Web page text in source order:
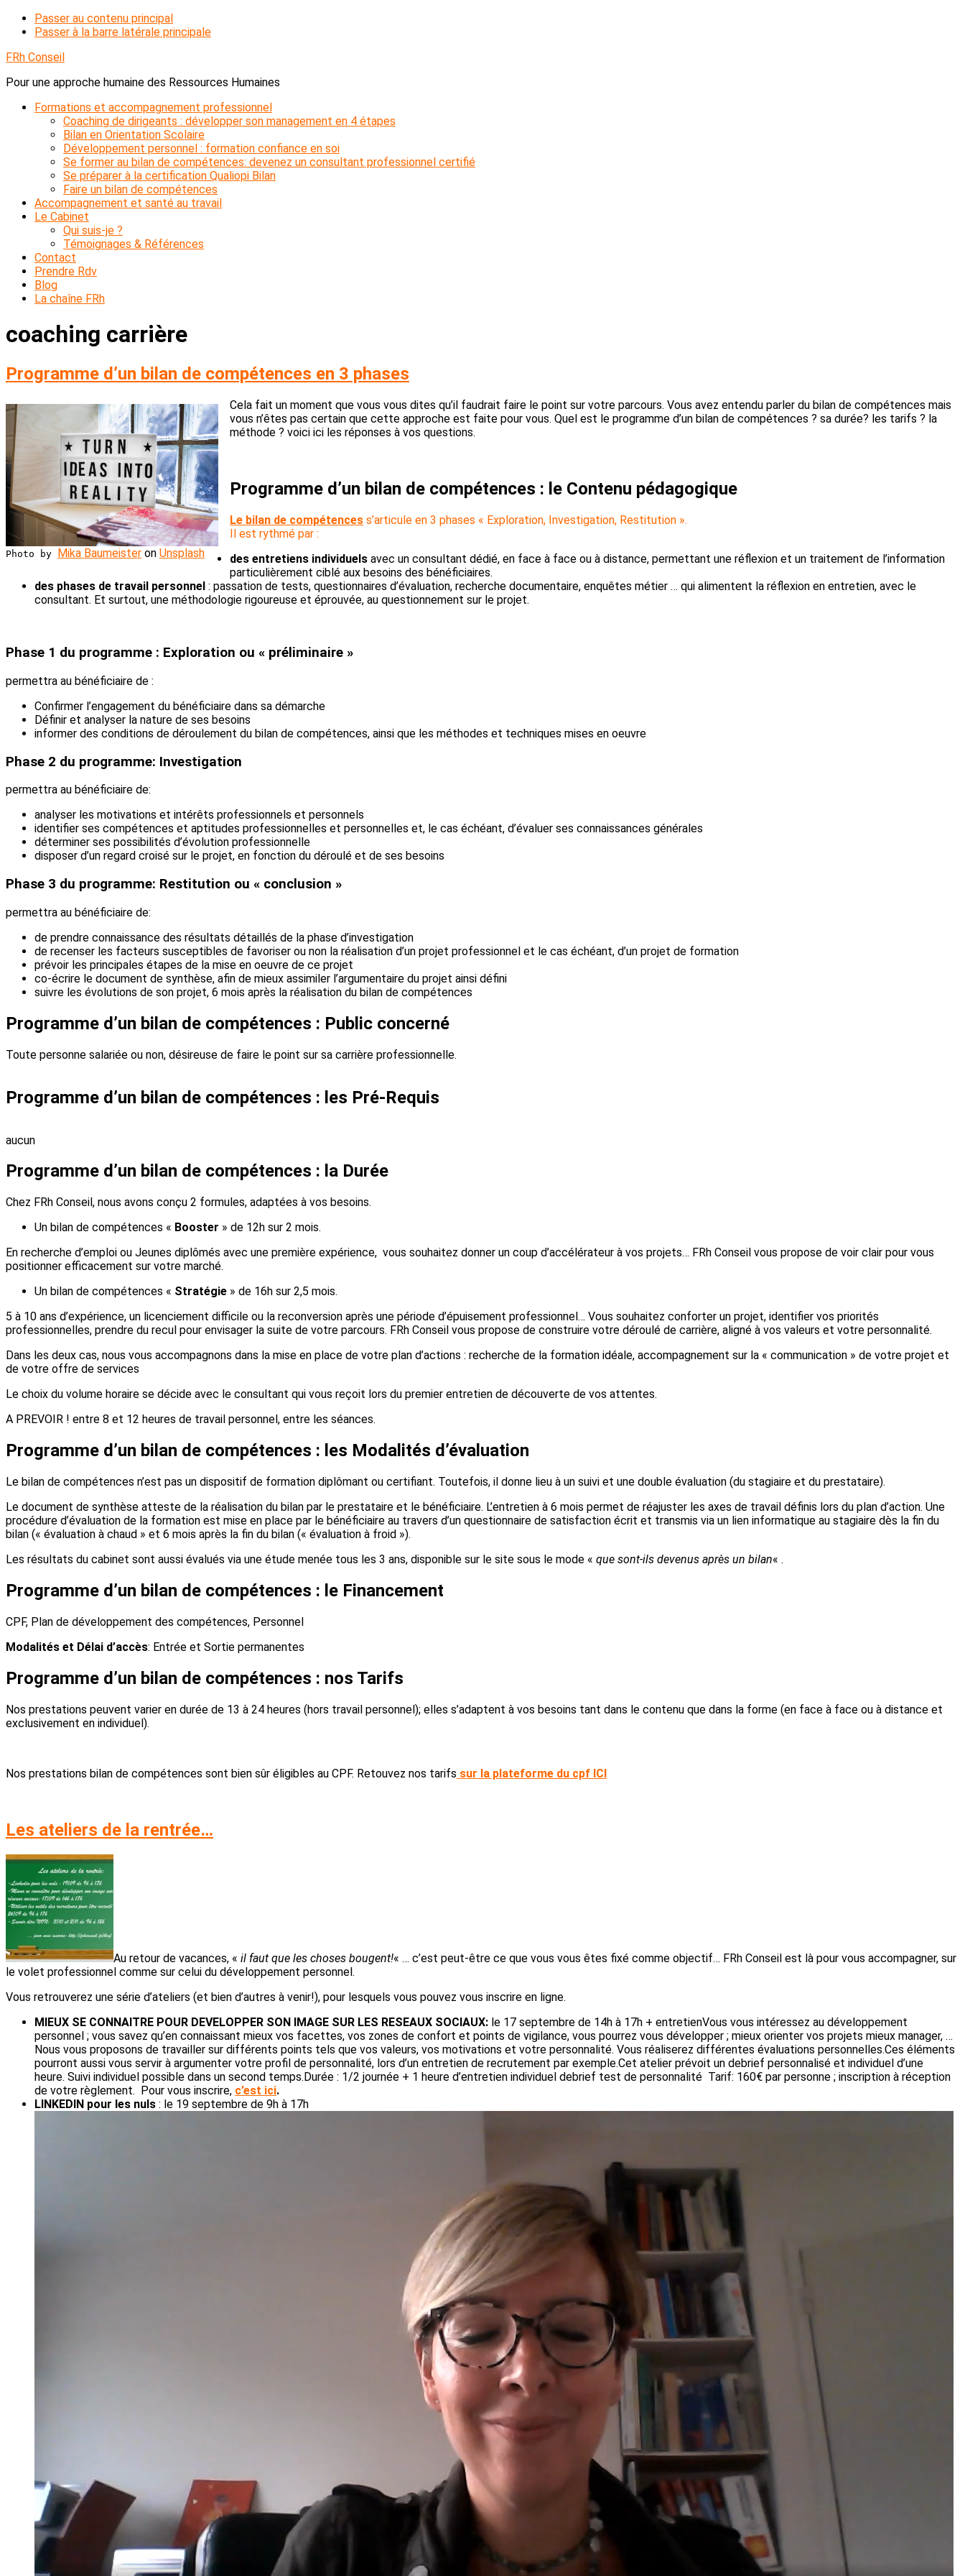
Passer au contenu principal
Passer à la barre latérale principale
FRh Conseil
Pour une approche humaine des Ressources Humaines
Formations et accompagnement professionnel
Coaching de dirigeants : développer son management en 4 étapes
Bilan en Orientation Scolaire
Développement personnel : formation confiance en soi
Se former au bilan de compétences: devenez un consultant professionnel certifié
Se préparer à la certification Qualiopi Bilan
Faire un bilan de compétences
Accompagnement et santé au travail
Le Cabinet
Qui suis-je ?
Témoignages & Références
Contact
Prendre Rdv
Blog
La chaîne FRh
coaching carrière
Programme d’un bilan de compétences en 3 phases
Photo by Mika Baumeister on Unsplash
Cela fait un moment que vous vous dites qu’il faudrait faire le point sur votre parcours. Vous avez entendu parler du bilan de compétences mais
vous n’êtes pas certain que cette approche est faite pour vous. Quel est le programme d’un bilan de compétences ? sa durée? les tarifs ? la
méthode ? voici ici les réponses à vos questions.
Programme d’un bilan de compétences : le Contenu pédagogique
Le bilan de compétences s’articule en 3 phases « Exploration, Investigation, Restitution ».
Il est rythmé par :
des entretiens individuels avec un consultant dédié, en face à face ou à distance, permettant une réflexion et un traitement de l’information
particulièrement ciblé aux besoins des bénéficiaires.
des phases de travail personnel : passation de tests, questionnaires d’évaluation, recherche documentaire, enquêtes métier … qui alimentent la réflexion en entretien, avec le
consultant. Et surtout, une méthodologie rigoureuse et éprouvée, au questionnement sur le projet.
Phase 1 du programme : Exploration ou « préliminaire »
permettra au bénéficiaire de :
Confirmer l’engagement du bénéficiaire dans sa démarche
Définir et analyser la nature de ses besoins
informer des conditions de déroulement du bilan de compétences, ainsi que les méthodes et techniques mises en oeuvre
Phase 2 du programme: Investigation
permettra au bénéficiaire de:
analyser les motivations et intérêts professionnels et personnels
identifier ses compétences et aptitudes professionnelles et personnelles et, le cas échéant, d’évaluer ses connaissances générales
déterminer ses possibilités d’évolution professionnelle
disposer d’un regard croisé sur le projet, en fonction du déroulé et de ses besoins
Phase 3 du programme: Restitution ou « conclusion »
permettra au bénéficiaire de:
de prendre connaissance des résultats détaillés de la phase d’investigation
de recenser les facteurs susceptibles de favoriser ou non la réalisation d’un projet professionnel et le cas échéant, d’un projet de formation
prévoir les principales étapes de la mise en oeuvre de ce projet
co-écrire le document de synthèse, afin de mieux assimiler l’argumentaire du projet ainsi défini
suivre les évolutions de son projet, 6 mois après la réalisation du bilan de compétences
Programme d’un bilan de compétences : Public concerné
Toute personne salariée ou non, désireuse de faire le point sur sa carrière professionnelle.
Programme d’un bilan de compétences : les Pré-Requis
aucun
Programme d’un bilan de compétences : la Durée
Chez FRh Conseil, nous avons conçu 2 formules, adaptées à vos besoins.
Un bilan de compétences « Booster » de 12h sur 2 mois.
En recherche d’emploi ou Jeunes diplômés avec une première expérience, vous souhaitez donner un coup d’accélérateur à vos projets… FRh Conseil vous propose de voir clair pour vous
positionner efficacement sur votre marché.
Un bilan de compétences « Stratégie » de 16h sur 2,5 mois.
5 à 10 ans d’expérience, un licenciement difficile ou la reconversion après une période d’épuisement professionnel… Vous souhaitez conforter un projet, identifier vos priorités
professionnelles, prendre du recul pour envisager la suite de votre parcours. FRh Conseil vous propose de construire votre déroulé de carrière, aligné à vos valeurs et votre personnalité.
Dans les deux cas, nous vous accompagnons dans la mise en place de votre plan d’actions : recherche de la formation idéale, accompagnement sur la « communication » de votre projet et
de votre offre de services
Le choix du volume horaire se décide avec le consultant qui vous reçoit lors du premier entretien de découverte de vos attentes.
A PREVOIR ! entre 8 et 12 heures de travail personnel, entre les séances.
Programme d’un bilan de compétences : les Modalités d’évaluation
Le bilan de compétences n’est pas un dispositif de formation diplômant ou certifiant. Toutefois, il donne lieu à un suivi et une double évaluation (du stagiaire et du prestataire).
Le document de synthèse atteste de la réalisation du bilan par le prestataire et le bénéficiaire. L’entretien à 6 mois permet de réajuster les axes de travail définis lors du plan d’action. Une
procédure d’évaluation de la formation est mise en place par le bénéficiaire au travers d’un questionnaire de satisfaction écrit et transmis via un lien informatique au stagiaire dès la fin du
bilan (« évaluation à chaud » et 6 mois après la fin du bilan (« évaluation à froid »).
Les résultats du cabinet sont aussi évalués via une étude menée tous les 3 ans, disponible sur le site sous le mode « que sont-ils devenus après un bilan« .
Programme d’un bilan de compétences : le Financement
CPF, Plan de développement des compétences, Personnel
Modalités et Délai d’accès: Entrée et Sortie permanentes
Programme d’un bilan de compétences : nos Tarifs
Nos prestations peuvent varier en durée de 13 à 24 heures (hors travail personnel); elles s’adaptent à vos besoins tant dans le contenu que dans la forme (en face à face ou à distance et
exclusivement en individuel).
Nos prestations bilan de compétences sont bien sûr éligibles au CPF. Retouvez nos tarifs sur la plateforme du cpf ICI
Les ateliers de la rentrée…
Au retour de vacances, « il faut que les choses bougent!« … c’est peut-être ce que vous vous êtes fixé comme objectif… FRh Conseil est là pour vous accompagner, sur
le volet professionnel comme sur celui du développement personnel.
Vous retrouverez une série d’ateliers (et bien d’autres à venir!), pour lesquels vous pouvez vous inscrire en ligne.
MIEUX SE CONNAITRE POUR DEVELOPPER SON IMAGE SUR LES RESEAUX SOCIAUX: le 17 septembre de 14h à 17h + entretienVous vous intéressez au développement
personnel ; vous savez qu’en connaissant mieux vos facettes, vos zones de confort et points de vigilance, vous pourrez vous développer ; mieux orienter vos projets mieux manager, …
Nous vous proposons de travailler sur différents points tels que vos valeurs, vos motivations et votre personnalité. Vous réaliserez différentes évaluations personnelles.Ces éléments
pourront aussi vous servir à argumenter votre profil de personnalité, lors d’un entretien de recrutement par exemple.Cet atelier prévoit un debrief personnalisé et individuel d’une
heure. Suivi individuel possible dans un second temps.Durée : 1/2 journée + 1 heure d’entretien individuel debrief test de personnalité Tarif: 160€ par personne ; inscription à réception
de votre règlement. Pour vous inscrire, c’est ici.
LINKEDIN pour les nuls : le 19 septembre de 9h à 17h